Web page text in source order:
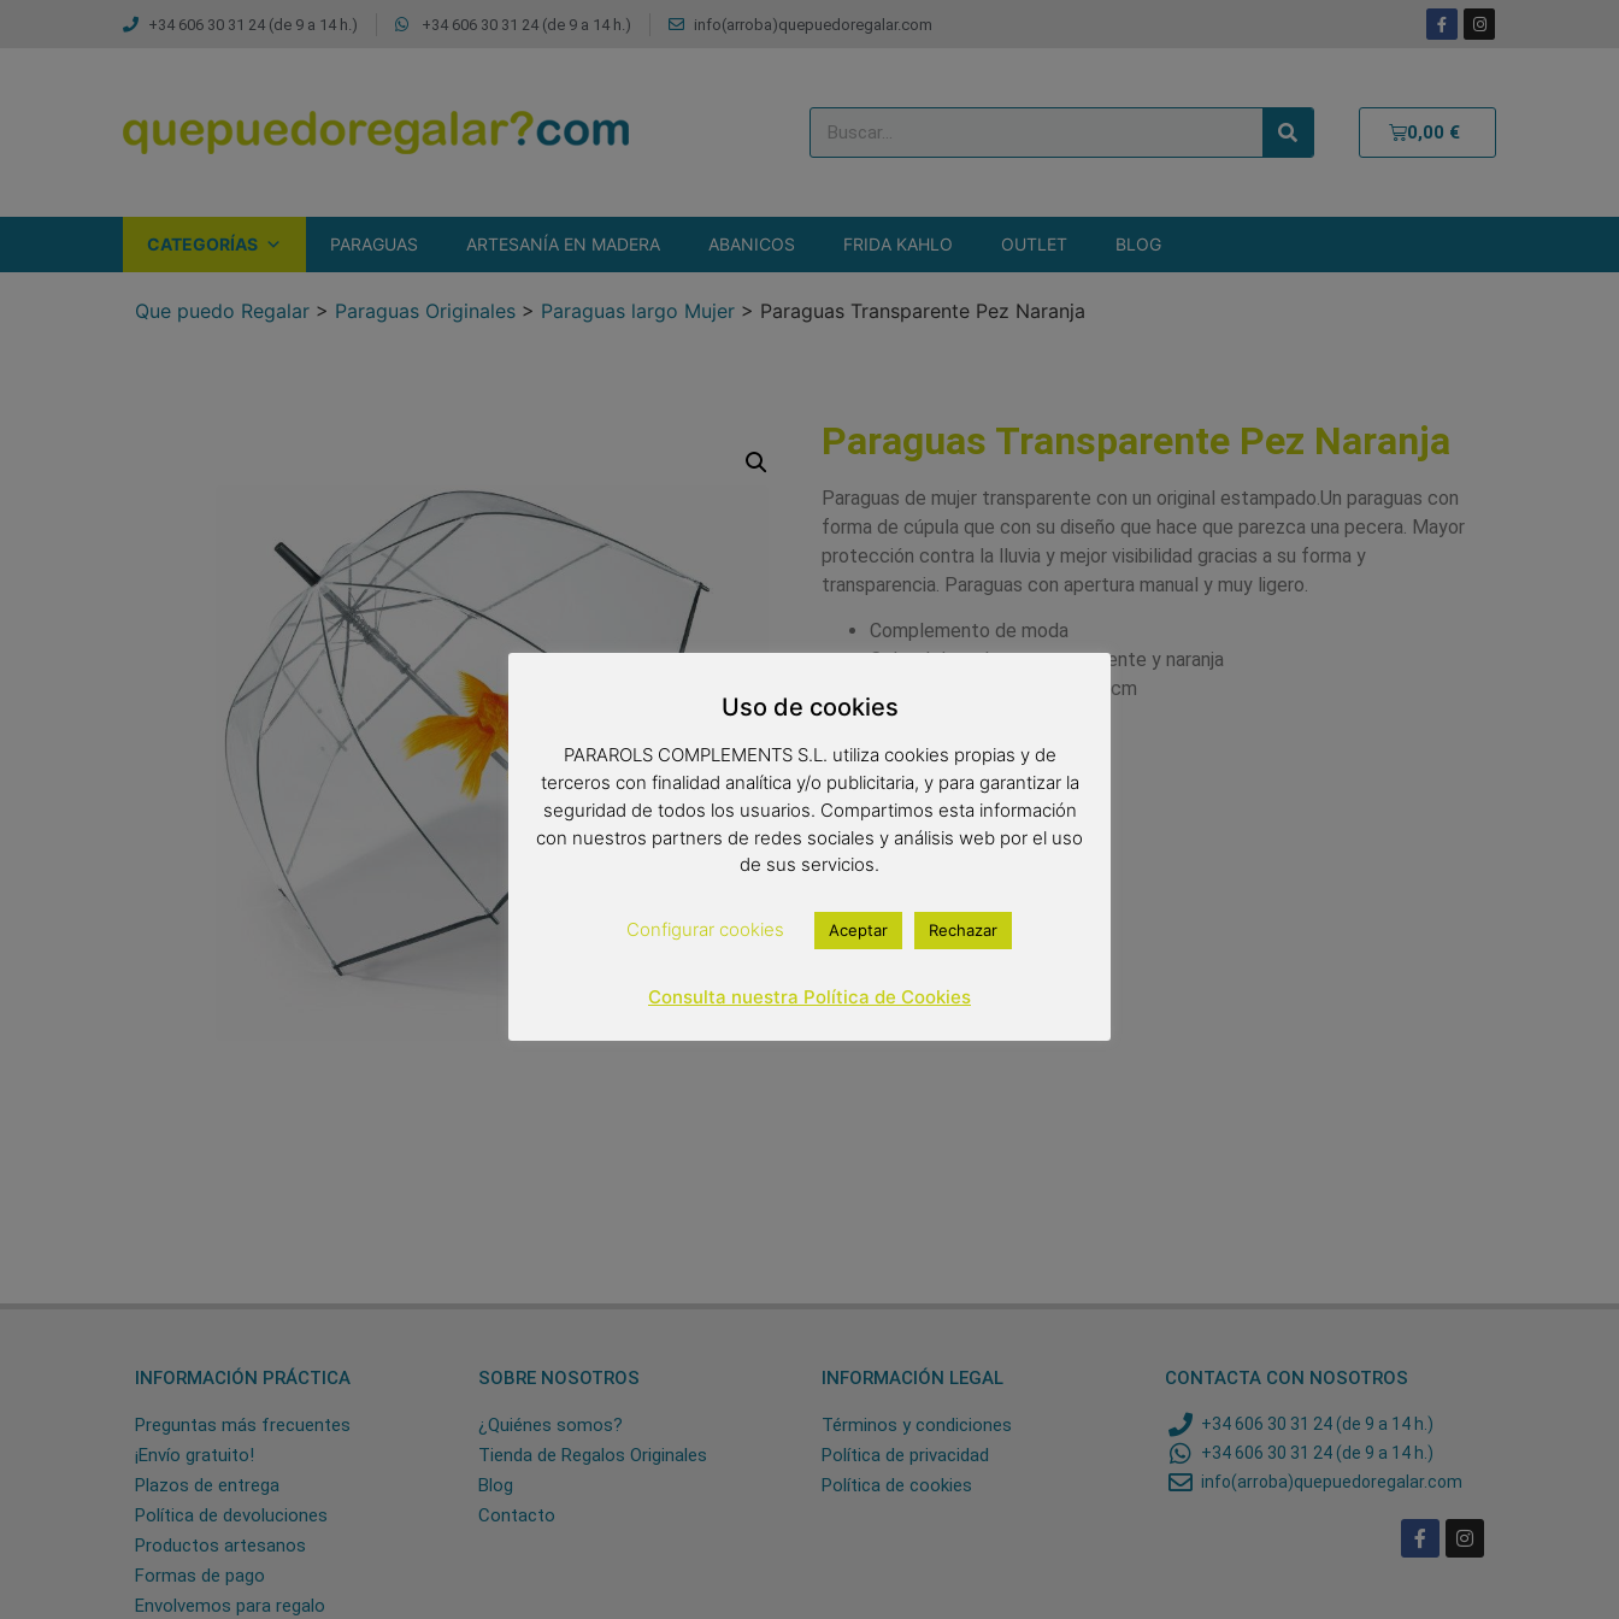
+34 606 30 31 24 (de 9 a 14 h.) +34 606 30 31 24 (de 9 a 14 h.) info(arroba)quepuedoregalar.com
0,00 €
CATEGORÍAS PARAGUAS ARTESANÍA EN MADERA ABANICOS FRIDA KAHLO OUTLET BLOG
Que puedo Regalar > Paraguas Originales > Paraguas largo Mujer > Paraguas Transparente Pez Naranja
Paraguas Transparente Pez Naranja
Paraguas de mujer transparente con un original estampado.Un paraguas con
forma de cúpula que con su diseño que hace que parezca una pecera. Mayor
protección contra la lluvia y mejor visibilidad gracias a su forma y
transparencia. Paraguas con apertura manual y muy ligero.
Complemento de moda
Color del producto: transparente y naranja
Paraguas de 8 varillas de 60 cm
Diámetro: 94 cm
Tipo de apertura: manual
19,95€ (IVA incluido)
Out of stock
INFORMACIÓN PRÁCTICA
Preguntas más frecuentes
¡Envío gratuito!
Plazos de entrega
Política de devoluciones
Productos artesanos
Formas de pago
Envolvemos para regalo
SOBRE NOSOTROS
¿Quiénes somos?
Tienda de Regalos Originales
Blog
Contacto
INFORMACIÓN LEGAL
Términos y condiciones
Política de privacidad
Política de cookies
CONTACTA CON NOSOTROS
+34 606 30 31 24 (de 9 a 14 h.)
+34 606 30 31 24 (de 9 a 14 h.)
info(arroba)quepuedoregalar.com
Uso de cookies
PARAROLS COMPLEMENTS S.L. utiliza cookies propias y de
terceros con finalidad analítica y/o publicitaria, y para garantizar la
seguridad de todos los usuarios. Compartimos esta información
con nuestros partners de redes sociales y análisis web por el uso
de sus servicios.
Configurar cookies Aceptar Rechazar
Consulta nuestra Política de Cookies